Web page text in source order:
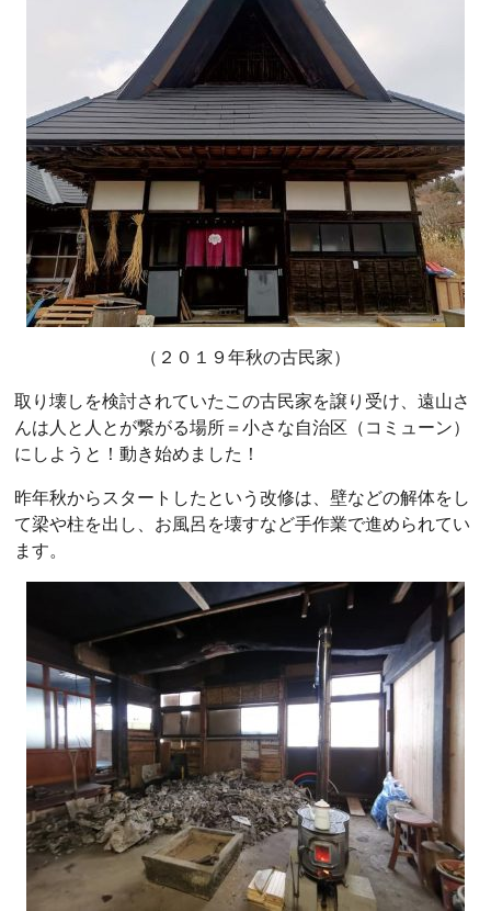
（２０１９年秋の古民家）
取り壊しを検討されていたこの古民家を譲り受け、遠山さ
んは人と人とが繋がる場所＝小さな自治区（コミューン）
にしようと！動き始めました！
昨年秋からスタートしたという改修は、壁などの解体をし
て梁や柱を出し、お風呂を壊すなど手作業で進められてい
ます。